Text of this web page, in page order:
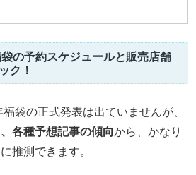
の予約スケジュールと販売店舗
ク！
袋の正式発表は出ていませんが、
各種予想記事の傾向から、かなり
推測できます。